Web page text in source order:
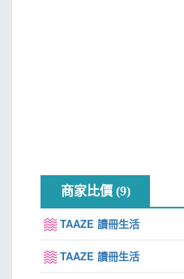
CHAPTER 5路徑選取
5-1 了解向量圖
5-2 筆型工具與路徑面板
5-4 路徑選取綜合範例應用
商家比價 (9)
TAAZE 讀冊生活
TAAZE 讀冊生活